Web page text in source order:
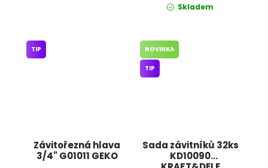
Skladem
Závitořezná hlava
3/4" G01011 GEKO
TIP
Sada závitníků 32ks
KD10090
NOVINKA
TIP